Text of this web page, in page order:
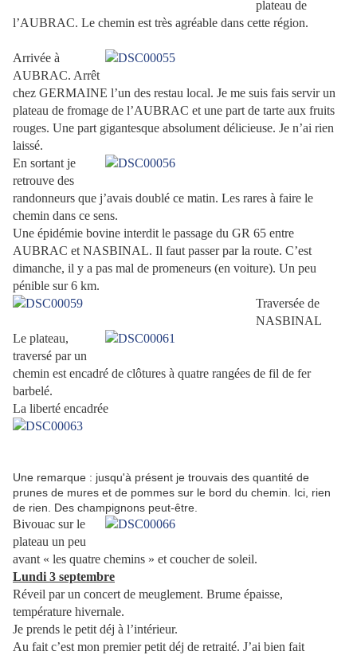
plateau de
l’AUBRAC. Le chemin est très agréable dans cette région.
Arrivée à
AUBRAC. Arrêt
chez GERMAINE l’un des restau local. Je me suis fais servir un
plateau de fromage de l’AUBRAC et une part de tarte aux fruits
rouges. Une part gigantesque absolument délicieuse. Je n’ai rien
laissé.
En sortant je
retrouve des
randonneurs que j’avais doublé ce matin. Les rares à faire le
chemin dans ce sens.
Une épidémie bovine interdit le passage du GR 65 entre
AUBRAC et NASBINAL. Il faut passer par la route. C’est
dimanche, il y a pas mal de promeneurs (en voiture). Un peu
pénible sur 6 km.
Traversée de
NASBINAL
Le plateau,
traversé par un
chemin est encadré de clôtures à quatre rangées de fil de fer
barbelé.
La liberté encadrée
Une remarque : jusqu'à présent je trouvais des quantité de
prunes de mures et de pommes sur le bord du chemin. Ici, rien
de rien. Des champignons peut-être.
Bivouac sur le
plateau un peu
avant « les quatre chemins » et coucher de soleil.
Lundi 3 septembre
Réveil par un concert de meuglement. Brume épaisse,
température hivernale.
Je prends le petit déj à l’intérieur.
Au fait c’est mon premier petit déj de retraité. J’ai bien fait